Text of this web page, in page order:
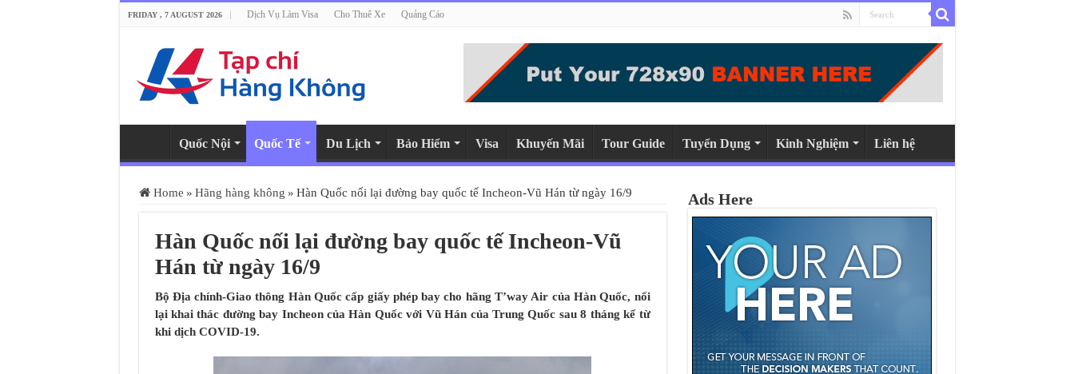
FRIDAY , 7 AUGUST 2026 Dịch Vụ Làm Visa Cho Thuê Xe Quảng Cáo
Quốc Nội Quốc Tế Du Lịch Bảo Hiểm Visa Khuyến Mãi Tour Guide Tuyển Dụng Kinh Nghiệm Liên hệ
Home » Hãng hàng không » Hàn Quốc nối lại đường bay quốc tế Incheon-Vũ Hán từ ngày 16/9
Hàn Quốc nối lại đường bay quốc tế Incheon-Vũ
Hán từ ngày 16/9
Bộ Địa chính-Giao thông Hàn Quốc cấp giấy phép bay cho hãng T’way Air của Hàn Quốc, nối
lại khai thác đường bay Incheon của Hàn Quốc với Vũ Hán của Trung Quốc sau 8 tháng kể từ
khi dịch COVID-19.
Ads Here